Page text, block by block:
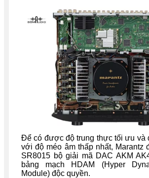
Để có được độ trung thực tối ưu và
với độ méo âm thấp nhất, Marantz
SR8015 bộ giải mã DAC AKM
bảng mạch HDAM (Hyper
Module) độc quyền.